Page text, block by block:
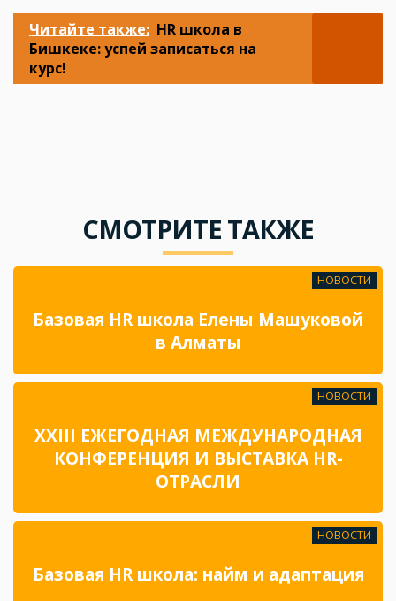
Читайте также: HR школа в
Бишкеке: успей записаться на
курс!
СМОТРИТЕ ТАКЖЕ
НОВОСТИ
Базовая HR школа Елены Машуковой
в Алматы
НОВОСТИ
XXIII ЕЖЕГОДНАЯ МЕЖДУНАРОДНАЯ
КОНФЕРЕНЦИЯ И ВЫСТАВКА HR-
ОТРАСЛИ
НОВОСТИ
Базовая HR школа: найм и адаптация